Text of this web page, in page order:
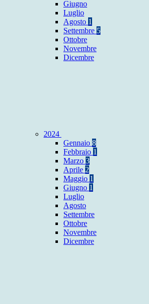
Giugno
Luglio
Agosto 1
Settembre 5
Ottobre
Novembre
Dicembre
2024
Gennaio 8
Febbraio 1
Marzo 3
Aprile 2
Maggio 1
Giugno 1
Luglio
Agosto
Settembre
Ottobre
Novembre
Dicembre